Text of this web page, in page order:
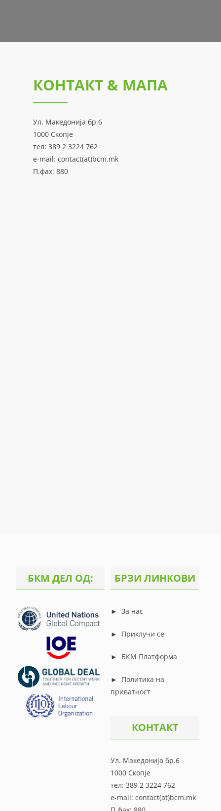
КОНТАКТ & МАПА
Ул. Македонија бр.6
1000 Скопје
тел: 389 2 3224 762
e-mail: contact(at)bcm.mk
П.фах: 880
БКМ ДЕЛ ОД: БРЗИ ЛИНКОВИ
► За нас
► Приклучи се
► БКМ Платформа
► Политика на
приватност
КОНТАКТ
Ул. Македонија бр.6
1000 Скопје
тел: 389 2 3224 762
e-mail: contact(at)bcm.mk